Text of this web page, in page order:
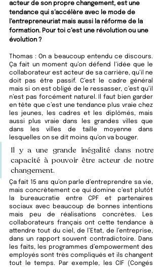
acteur de son propre changement, est une
tendance qui s’accélère avec le mode de
l’entrepreneuriat mais aussi la réforme de la
formation. Pour toi c’est une révolution ou une
évolution ?
Thomas : On a beaucoup entendu ce discours.
Ça fait un moment qu’on défend l’idée que le
collaborateur est acteur de sa carrière, qu’il ne
doit pas être passif. C’est le cadre général
mais si on est obligé de le ressasser, c’est qu’il
n’est pas forcément naturel. Il faut bien garder
en tête que c’est une tendance plus vraie chez
les jeunes, les cadres et les diplômés, mais
aussi plus vraie dans les grandes villes que
dans les villes de taille moyenne dans
lesquelles on se dit moins qu’on va bouger.
Il y a une grande inégalité dans notre
capacité à pouvoir être acteur de notre
changement.
Ça fait 15 ans qu’on parle d’entreprendre sa vie,
mais concrètement ce qui domine c’est plutôt
la bureaucratie entre CPF et partenaires
sociaux avec beaucoup de bonnes intentions
mais peu de réalisations concrètes. Les
collaborateurs français ont cette tendance à
attendre tout du ciel, de l’Etat, de l’entreprise,
dans un rapport souvent contradictoire. Dans
les faits, les programmes d’empowerment des
employés sont très compliqués et ils changent
tout le temps. Par exemple, les CIF (Congés